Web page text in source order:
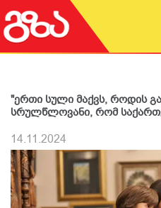
"ერთი სული მაქვს, როდის
სრულწლოვანი, რომ
14.11.2024